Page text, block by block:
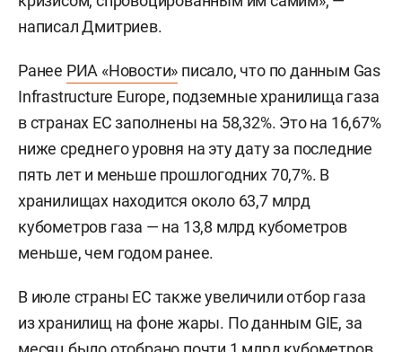
написал Дмитриев.
Ранее РИА «Новости» писало, что по данным Gas
Infrastructure Europe, подземные хранилища газа
в странах ЕС заполнены на 58,32%. Это на 16,67%
ниже среднего уровня на эту дату за последние
пять лет и меньше прошлогодних 70,7%. В
хранилищах находится около 63,7 млрд
кубометров газа — на 13,8 млрд кубометров
меньше, чем годом ранее.
В июле страны ЕС также увеличили отбор газа
из хранилищ на фоне жары. По данным GIE, за